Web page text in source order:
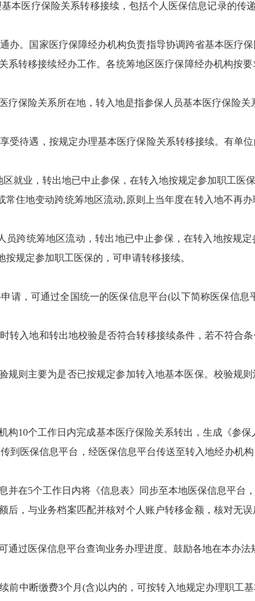
本医疗保险关系转移接续，包括个人医保信息记录的传
办。国家医疗保障经办机构负责指导协调跨省基本医疗
转移接续经办工作。各统筹地区医疗保障经办机构按
保险关系所在地，转入地是指参保人员基本医疗保险关
受待遇，按规定办理基本医疗保险关系转移接续。有单
就业，转出地已中止参保，在转入地按规定参加职工医
住地变动跨统筹地区流动,原则上当年度在转入地不再
跨统筹地区流动，转出地已中止参保，在转入地按规
规定参加职工医保的，可申请转移接续。
请，可通过全国统一的医保信息平台(以下简称医保信息
转入地和转出地校验是否符合转移接续条件，若不符合
规则主要为是否已按规定参加转入地基本医保。校验规
构10个工作日内完成基本医疗保险关系转出，生成《参
到医保信息平台，经医保信息平台传送至转入地经办机
在5个工作日内将《信息表》同步至本地医保信息平台
，与业务档案匹配并核对个人账户转移金额，核对无
过医保信息平台查询业务办理进度。鼓励各地在本办法
前中断缴费3个月(含)以内的，可按转入地规定办理职工